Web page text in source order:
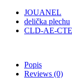
JOUANEL
delička plechu
CLD-AE-CTE
Popis
Reviews (0)